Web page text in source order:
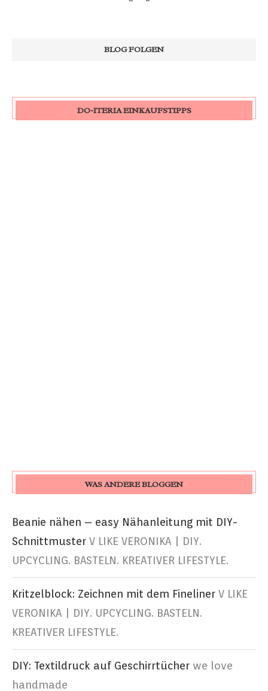
DO-ITERIA EINKAUFSTIPPS
WAS ANDERE BLOGGEN
Beanie nähen – easy Nähanleitung mit DIY-
Schnittmuster V LIKE VERONIKA | DIY.
UPCYCLING. BASTELN. KREATIVER LIFESTYLE.
Kritzelblock: Zeichnen mit dem Fineliner V LIKE
VERONIKA | DIY. UPCYCLING. BASTELN.
KREATIVER LIFESTYLE.
DIY: Textildruck auf Geschirrtücher we love
handmade